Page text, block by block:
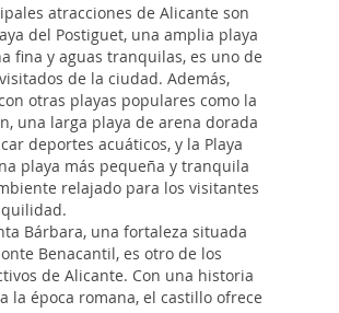
atracciones de Alicante son
del Postiguet, una amplia playa
fina y aguas tranquilas, es uno de
de la ciudad. Además,
otras playas populares como la
una larga playa de arena dorada
deportes acuáticos, y la Playa
playa más pequeña y tranquila
relajado para los visitantes
Bárbara, una fortaleza situada
Benacantil, es otro de los
de Alicante. Con una historia
la época romana, el castillo ofrece